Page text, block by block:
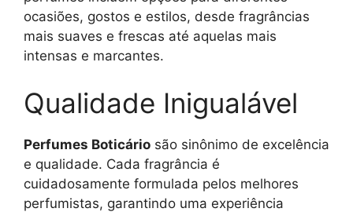
ocasiões, gostos e estilos, desde fragrâncias
mais suaves e frescas até aquelas mais
intensas e marcantes.
Qualidade Inigualável
Perfumes Boticário são sinônimo de excelência
e qualidade. Cada fragrância é
cuidadosamente formulada pelos melhores
perfumistas, garantindo uma experiência